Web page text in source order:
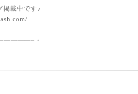
載中です♪
・